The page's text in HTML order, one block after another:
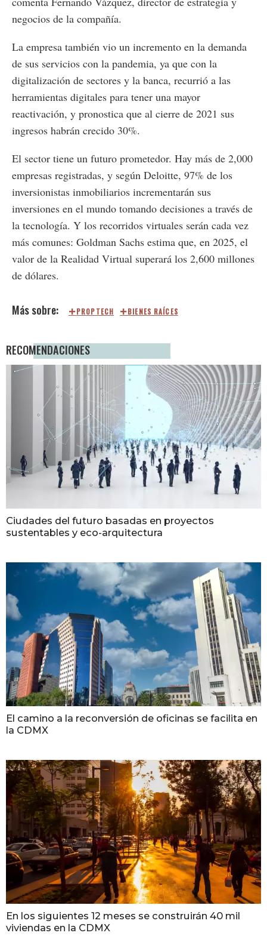
negocios de la compañía.
La empresa también vio un incremento en la demanda
de sus servicios con la pandemia, ya que con la
digitalización de sectores y la banca, recurrió a las
herramientas digitales para tener una mayor
reactivación, y pronostica que al cierre de 2021 sus
ingresos habrán crecido 30%.
El sector tiene un futuro prometedor. Hay más de 2,000
empresas registradas, y según Deloitte, 97% de los
inversionistas inmobiliarios incrementarán sus
inversiones en el mundo tomando decisiones a través de
la tecnología. Y los recorridos virtuales serán cada vez
más comunes: Goldman Sachs estima que, en 2025, el
valor de la Realidad Virtual superará los 2,600 millones
de dólares.
PROPTECH BIENES RAÍCES
RECOMENDACIONES
Ciudades del futuro basadas en proyectos
sustentables y eco-arquitectura
El camino a la reconversión de oficinas se facilita en
la CDMX
En los siguientes 12 meses se construirán 40 mil
viviendas en la CDMX